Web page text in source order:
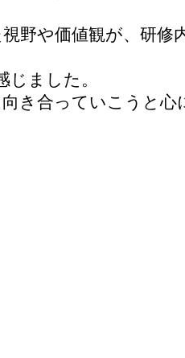
野や価値観が、研修
ました。
き合っていこうと心